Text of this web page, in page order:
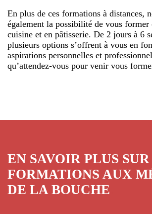
En plus de ces formations à distances,
également la possibilité de vous former
cuisine et en pâtisserie. De 2 jours à 6
plusieurs options s’offrent à vous en
aspirations personnelles et
qu’attendez-vous pour venir vous
EN SAVOIR PLUS SUR
FORMATIONS AUX
DE LA BOUCHE